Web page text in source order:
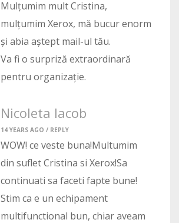
Mulțumim mult Cristina,
mulțumim Xerox, mă bucur enorm
și abia aștept mail-ul tău.
Va fi o surpriză extraordinară
pentru organizație.
Nicoleta Iacob
14 YEARS AGO / REPLY
WOW! ce veste buna!Multumim
din suflet Cristina si Xerox!Sa
continuati sa faceti fapte bune!
Stim ca e un echipament
multifunctional bun, chiar aveam